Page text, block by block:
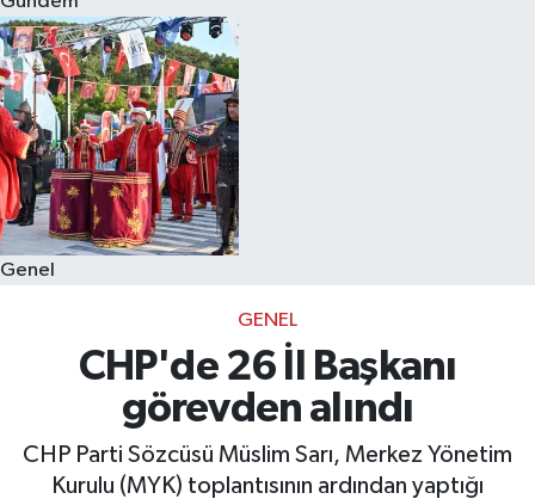
Genel
GENEL
CHP'de 26 İl Başkanı
görevden alındı
CHP Parti Sözcüsü Müslim Sarı, Merkez Yönetim
Kurulu (MYK) toplantısının ardından yaptığı
Eğitim
Sağlık
Dünya
Magazin
Kültür & Sanat
Teknoloji
Bilim